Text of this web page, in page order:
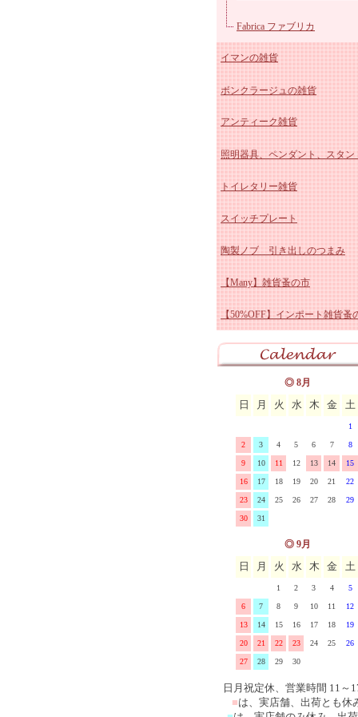
マニー クリスマス陶器
マニー ペイザージュ・ア
ローズ
マニー ブルーミングガーデ
マニーレコルトシリーズ
マニー プロヴァンス
マニー チェリーシリーズ
マニー デイジー陶磁器&
ス
マニー クリサンテーム
マニーポショアール・ド・
ーズ
マニー エルブシリーズ
マニー ヴィオレ 陶器、
マニー ブロドリー(刺繍)シ
ーズ
マニー エンボス&レース
マニー シャンドファミーユ
マニー ベアシリーズ
マニー その他の陶器ガラス
マニー その他布製品
ユ
Fabrica ファブリカ
イマンの雑貨
イマン かほり 陶器、ホ
ー
イマン しおりシリーズ
イマンももかシリーズ
イマン ビビアン 陶器、
ロー
イマン スミレ 陶器、ホ
ー
イマン エマ 陶器、ホー
イマン プリンセスローズ
イマン ダイアナローズ
器、ホーロー
イマン イザベラ 陶器
イマン クラリス 陶器、ホ
ロー
イマン ローズバスケット
器、ホーロー
イマン ローレライ ガラス
イマンその他の雑貨
ボンクラージュの雑貨
アンティーク雑貨
アンティーク スージーク
ー
アンティーク ブルー&ホ
ト
アンティーク ホーロー雑
アンティーク 陶器雑貨
アンティーク その他
照明器具、ペンダント、スタン
トイレタリー雑貨
スイッチプレート
陶製ノブ 引き出しのつまみ
【Many】雑貨蚤の市
【50%OFF】インポート雑貨蚤
◎ 8月
日 月 火 水 木 金 土
1
2 3 4 5 6 7 8
9 10 11 12 13 14 15
16 17 18 19 20 21 22
23 24 25 26 27 28 29
30 31
◎ 9月
日 月 火 水 木 金 土
1 2 3 4 5
6 7 8 9 10 11 12
13 14 15 16 17 18 19
20 21 22 23 24 25 26
27 28 29 30
日月祝定休、営業時間 11～
■は、実店舗、出荷とも休